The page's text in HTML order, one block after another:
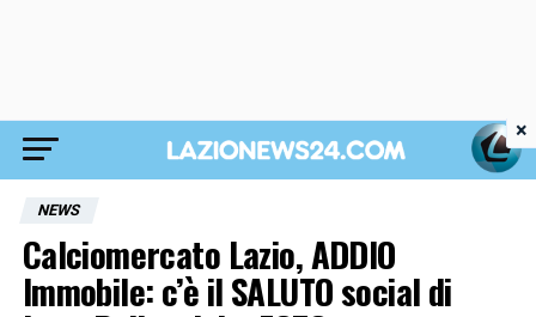
NEWS
Calciomercato Lazio, ADDIO
Immobile: c’è il SALUTO social di
×